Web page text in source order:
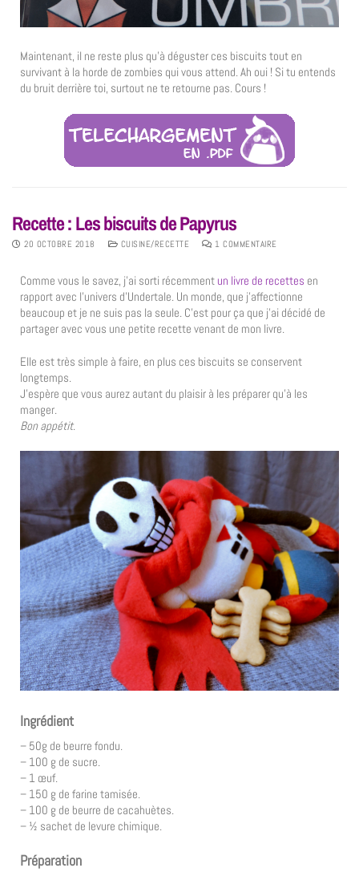
Maintenant, il ne reste plus qu’à déguster ces biscuits tout en
survivant à la horde de zombies qui vous attend. Ah oui ! Si tu entends
du bruit derrière toi, surtout ne te retourne pas. Cours !
Recette : Les biscuits de Papyrus
20 OCTOBRE 2018 CUISINE/RECETTE 1 COMMENTAIRE
Comme vous le savez, j’ai sorti récemment un livre de recettes en
rapport avec l’univers d’Undertale. Un monde, que j’affectionne
beaucoup et je ne suis pas la seule. C’est pour ça que j’ai décidé de
partager avec vous une petite recette venant de mon livre.
Elle est très simple à faire, en plus ces biscuits se conservent
longtemps.
J’espère que vous aurez autant du plaisir à les préparer qu’à les
manger.
Bon appétit.
Ingrédient
– 50g de beurre fondu.
– 100 g de sucre.
– 1 œuf.
– 150 g de farine tamisée.
– 100 g de beurre de cacahuètes.
– ½ sachet de levure chimique.
Préparation